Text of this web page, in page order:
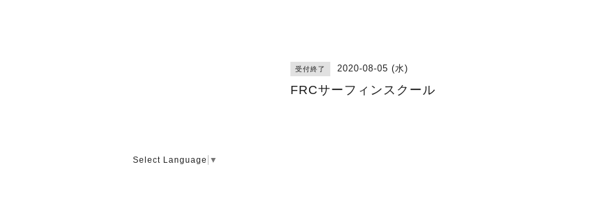
受付終了 2020-08-05 (水)
FRCサーフィンスクール
Select Language ▼